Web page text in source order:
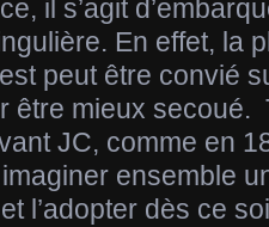
il s’agit
En effet, la
peut être convié
être mieux secoué.
JC, comme en
ensemble
l’adopter dès ce